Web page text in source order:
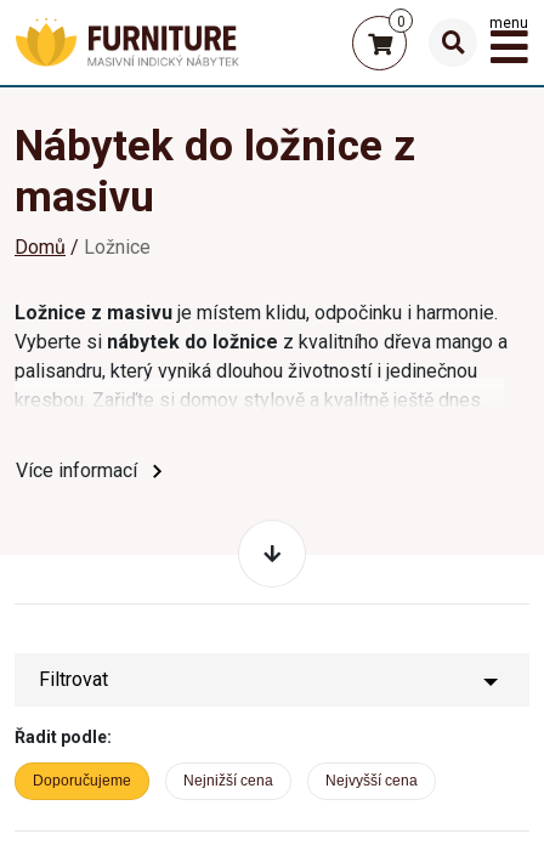
0 menu
Nábytek do ložnice z
masivu
Domů Ložnice
Ložnice z masivu je místem klidu, odpočinku i harmonie.
Vyberte si nábytek do ložnice z kvalitního dřeva mango a
palisandru, který vyniká dlouhou životností i jedinečnou
kresbou. Zařiďte si domov stylově a kvalitně ještě dnes.
Více informací
Filtrovat
Řadit podle:
Doporučujeme Nejnižší cena Nejvyšší cena